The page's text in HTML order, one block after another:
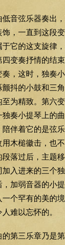
音弦乐器奏出
，一直到这段
它的这支旋律
变奏抒情的结
，这时，独奏
抖的小鼓和三
为精致。第六
奏小提琴上的
伴着它的是弦
木槌徽击，也
落过后，主题
入进来的三个
加弱音器的小
个罕有的美的
难以忘怀的。
第三乐章乃是